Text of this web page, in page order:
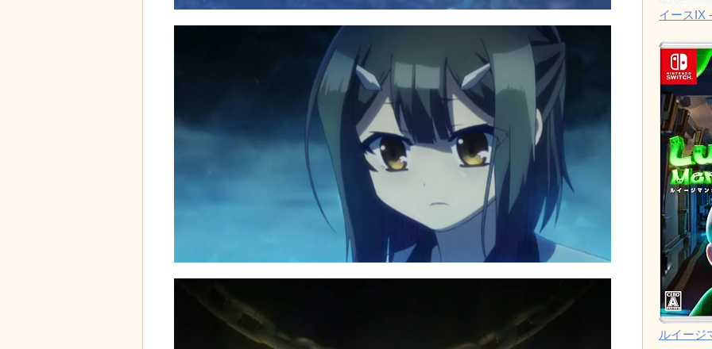
イースIX
ルイージ